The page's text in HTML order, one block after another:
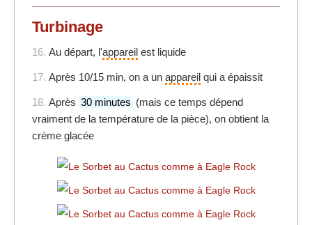
Turbinage
16. Au départ, l'appareil est liquide
17. Après 10/15 min, on a un appareil qui a épaissit
18. Après 30 minutes (mais ce temps dépend
vraiment de la température de la pièce), on obtient la
crème glacée